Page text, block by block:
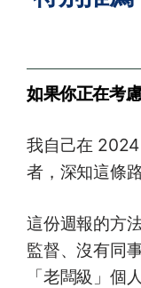
如果你正在考
我自己在
者，深知這條
這份週報的方
監督、沒有同
「老闆級」個